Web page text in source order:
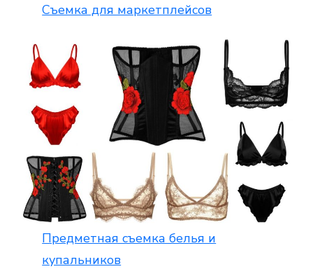
Съемка для маркетплейсов
Предметная съемка белья и
купальников